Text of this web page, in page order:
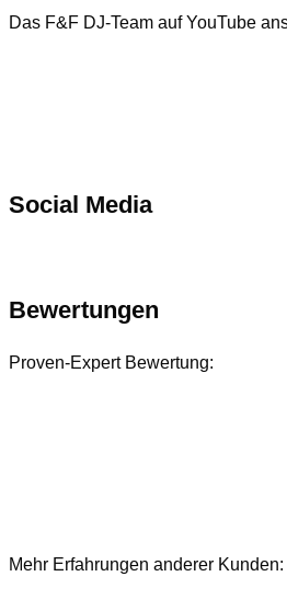
Das F&F DJ-Team auf YouTube
Social Media
Bewertungen
Proven-Expert Bewertung:
Mehr Erfahrungen anderer Kunden: